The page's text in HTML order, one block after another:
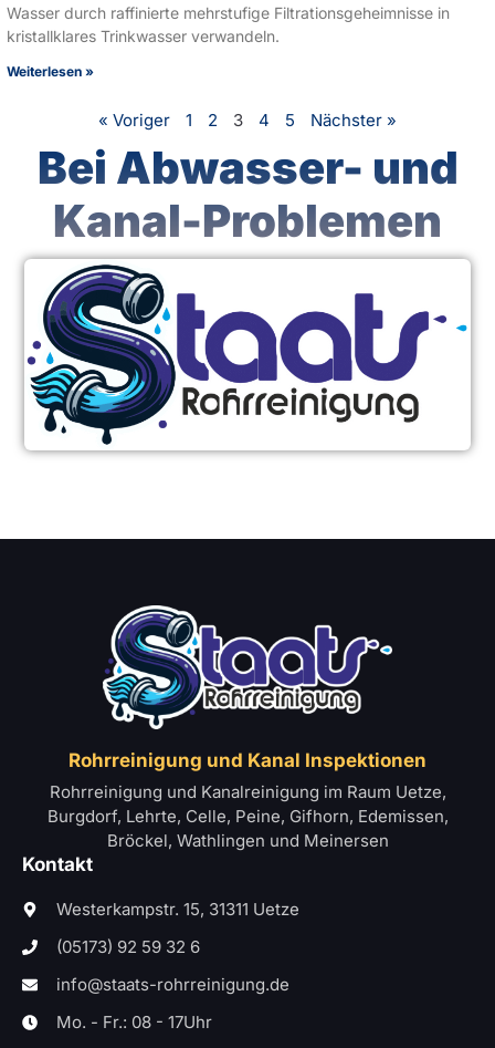
Wasser durch raffinierte mehrstufige Filtrationsgeheimnisse in
kristallklares Trinkwasser verwandeln.
Weiterlesen »
« Voriger 1 2 3 4 5 Nächster »
Bei Abwasser- und
Kanal-Problemen
Rohrreinigung und Kanal Inspektionen
Rohrreinigung und Kanalreinigung im Raum Uetze,
Burgdorf, Lehrte, Celle, Peine, Gifhorn, Edemissen,
Bröckel, Wathlingen und Meinersen
Kontakt
Westerkampstr. 15, 31311 Uetze
(05173) 92 59 32 6
info@staats-rohrreinigung.de
Mo. - Fr.: 08 - 17Uhr